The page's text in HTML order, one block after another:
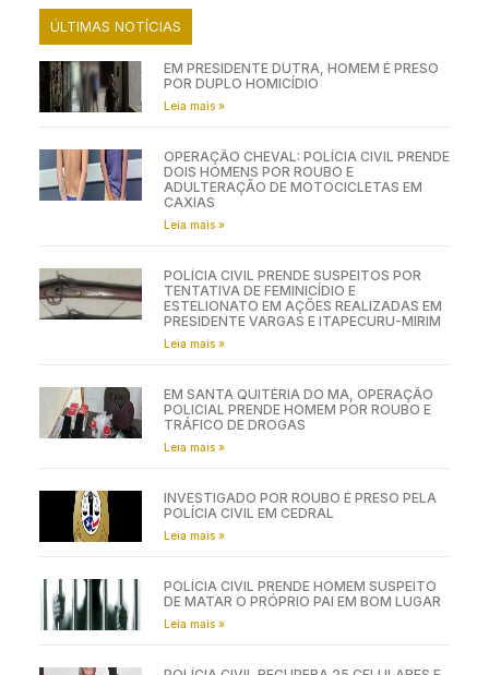
ÚLTIMAS NOTÍCIAS
EM PRESIDENTE DUTRA, HOMEM É PRESO
POR DUPLO HOMICÍDIO
Leia mais »
OPERAÇÃO CHEVAL: POLÍCIA CIVIL PRENDE
DOIS HOMENS POR ROUBO E
ADULTERAÇÃO DE MOTOCICLETAS EM
CAXIAS
Leia mais »
POLÍCIA CIVIL PRENDE SUSPEITOS POR
TENTATIVA DE FEMINICÍDIO E
ESTELIONATO EM AÇÕES REALIZADAS EM
PRESIDENTE VARGAS E ITAPECURU-MIRIM
Leia mais »
EM SANTA QUITÉRIA DO MA, OPERAÇÃO
POLICIAL PRENDE HOMEM POR ROUBO E
TRÁFICO DE DROGAS
Leia mais »
INVESTIGADO POR ROUBO É PRESO PELA
POLÍCIA CIVIL EM CEDRAL
Leia mais »
POLÍCIA CIVIL PRENDE HOMEM SUSPEITO
DE MATAR O PRÓPRIO PAI EM BOM LUGAR
Leia mais »